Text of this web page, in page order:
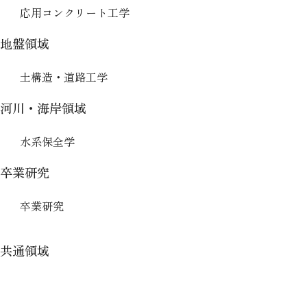
応用コンクリート工学
地盤領域
土構造・道路工学
河川・海岸領域
水系保全学
卒業研究
卒業研究
共通領域